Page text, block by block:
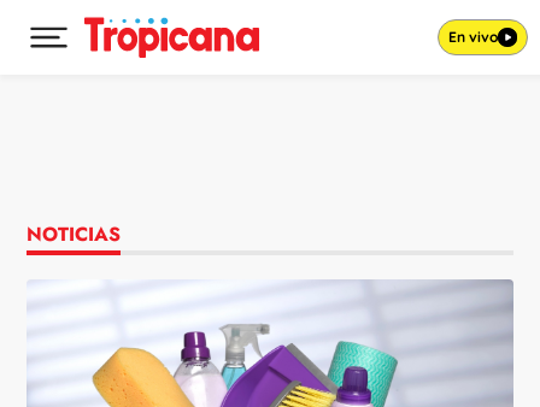
Desplegar menú principal En vivo
NOTICIAS